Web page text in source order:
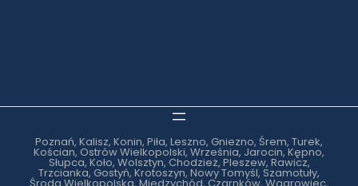
Poznań, Kalisz, Konin, Piła, Leszno, Gniezno, Śrem, Turek,
Kościan, Ostrów Wielkopolski, Września, Jarocin, Kępno,
Słupca, Koło, Wolsztyn, Chodzież, Pleszew, Rawicz,
Trzcianka, Gostyń, Krotoszyn, Nowy Tomyśl, Szamotuły,
Środa Wielkopolska, Międzychód, Czarnków, Wągrowiec,